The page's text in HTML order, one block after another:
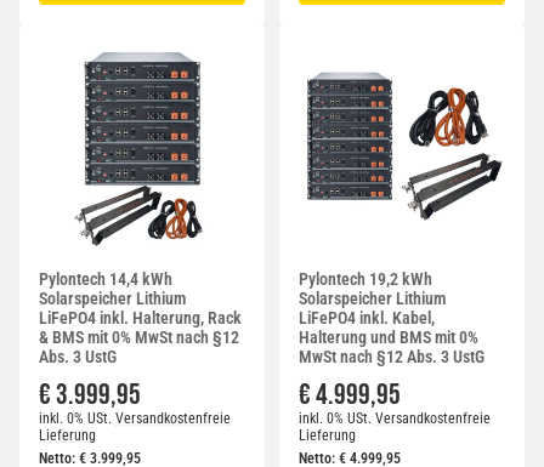
Pylontech 14,4 kWh
Solarspeicher Lithium
LiFePO4 inkl. Halterung, Rack
& BMS mit 0% MwSt nach §12
Abs. 3 UstG
€ 3.999,95
inkl. 0% USt. Versandkostenfreie
Lieferung
Netto: € 3.999,95
Pylontech 19,2 kWh
Solarspeicher Lithium
LiFePO4 inkl. Kabel,
Halterung und BMS mit 0%
MwSt nach §12 Abs. 3 UstG
€ 4.999,95
inkl. 0% USt. Versandkostenfreie
Lieferung
Netto: € 4.999,95